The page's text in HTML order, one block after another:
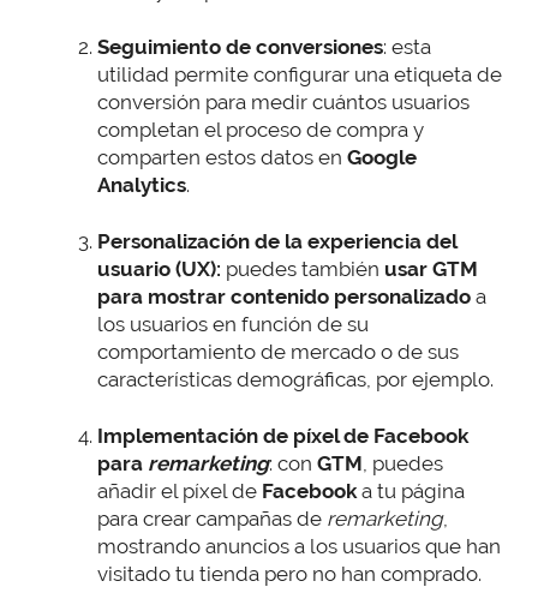
Seguimiento de conversiones: esta
utilidad permite configurar una etiqueta de
conversión para medir cuántos usuarios
completan el proceso de compra y
comparten estos datos en Google
Analytics.
Personalización de la experiencia del
usuario (UX): puedes también usar GTM
para mostrar contenido personalizado a
los usuarios en función de su
comportamiento de mercado o de sus
características demográficas, por ejemplo.
Implementación de píxel de Facebook
para remarketing: con GTM , puedes
añadir el píxel de Facebook a tu página
para crear campañas de remarketing,
mostrando anuncios a los usuarios que han
visitado tu tienda pero no han comprado.